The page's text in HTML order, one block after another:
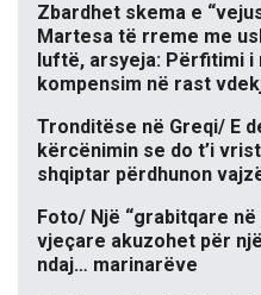
Zbardhet skema e
Martesa të rreme me
luftë, arsyeja: Përfitimi i
kompensim në rast
Tronditëse në Greqi/ E
kërcënimin se do t’i
shqiptar përdhunon
Foto/ Një “grabitqare
vjeçare akuzohet për
ndaj… marinarëve